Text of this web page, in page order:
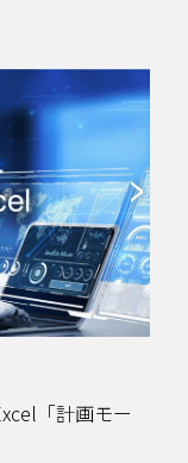
見る、AI活用